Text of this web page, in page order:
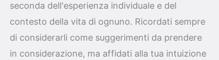
seconda dell'esperienza individuale e del
contesto della vita di ognuno. Ricordati sempre
di considerarli come suggerimenti da prendere
in considerazione, ma affidati alla tua intuizione